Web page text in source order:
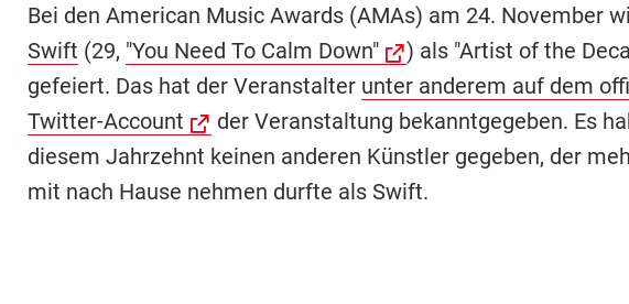
Bei den American Music Awards (AMAs) am 24. November
Swift (29, "You Need To Calm Down"
) als "Artist of the
gefeiert. Das hat der Veranstalter unter anderem auf dem
Twitter-Account
der Veranstaltung bekanntgegeben. Es
diesem Jahrzehnt keinen anderen Künstler gegeben, der
mit nach Hause nehmen durfte als Swift.